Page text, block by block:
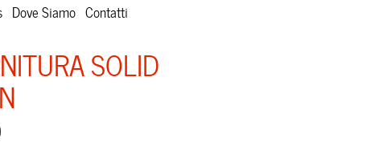
Dove Siamo Contatti
SOLID